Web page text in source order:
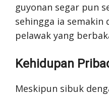
guyonan segar pun
sehingga ia semakin
pelawak yang
Kehidupan
Meskipun sibuk